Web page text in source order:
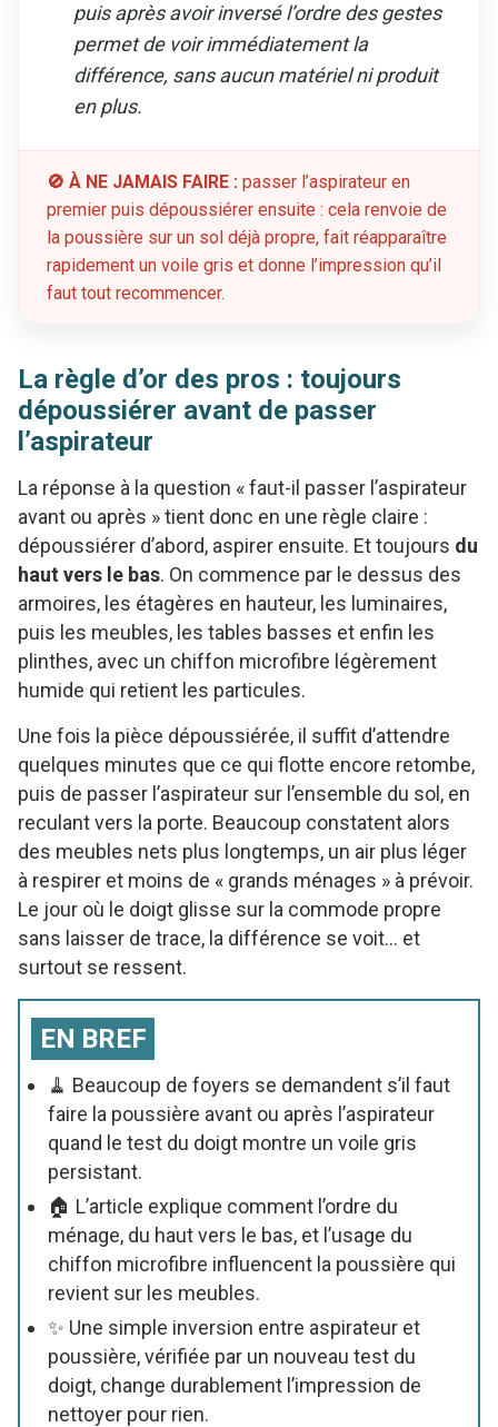
puis après avoir inversé l’ordre des gestes
permet de voir immédiatement la
différence, sans aucun matériel ni produit
en plus.
🚫 À NE JAMAIS FAIRE : passer l’aspirateur en
premier puis dépoussiérer ensuite : cela renvoie de
la poussière sur un sol déjà propre, fait réapparaître
rapidement un voile gris et donne l’impression qu’il
faut tout recommencer.
La règle d’or des pros : toujours
dépoussiérer avant de passer
l’aspirateur
La réponse à la question « faut-il passer l’aspirateur
avant ou après » tient donc en une règle claire :
dépoussiérer d’abord, aspirer ensuite. Et toujours du
haut vers le bas. On commence par le dessus des
armoires, les étagères en hauteur, les luminaires,
puis les meubles, les tables basses et enfin les
plinthes, avec un chiffon microfibre légèrement
humide qui retient les particules.
Une fois la pièce dépoussiérée, il suffit d’attendre
quelques minutes que ce qui flotte encore retombe,
puis de passer l’aspirateur sur l’ensemble du sol, en
reculant vers la porte. Beaucoup constatent alors
des meubles nets plus longtemps, un air plus léger
à respirer et moins de « grands ménages » à prévoir.
Le jour où le doigt glisse sur la commode propre
sans laisser de trace, la différence se voit… et
surtout se ressent.
EN BREF
🧹 Beaucoup de foyers se demandent s’il faut
faire la poussière avant ou après l’aspirateur
quand le test du doigt montre un voile gris
persistant.
🏠 L’article explique comment l’ordre du
ménage, du haut vers le bas, et l’usage du
chiffon microfibre influencent la poussière qui
revient sur les meubles.
✨ Une simple inversion entre aspirateur et
poussière, vérifiée par un nouveau test du
doigt, change durablement l’impression de
nettoyer pour rien.